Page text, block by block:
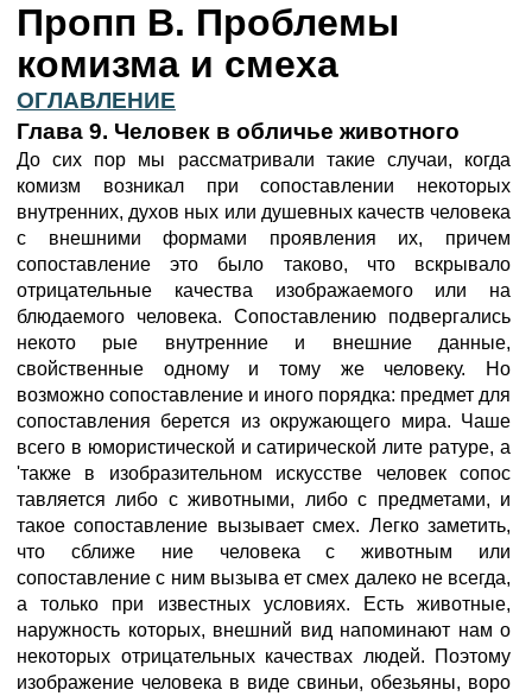
Пропп В. Проблемы
комизма и смеха
ОГЛАВЛЕНИЕ
Глава 9. Человек в обличье животного
До сих пор мы рассматривали такие случаи, когда
комизм возникал при сопоставлении некоторых
внутренних, духов ных или душевных качеств человека
с внешними формами проявления их, причем
сопоставление это было таково, что вскрывало
отрицательные качества изображаемого или на
блюдаемого человека. Сопоставлению подвергались
некото рые внутренние и внешние данные,
свойственные одному и тому же человеку. Но
возможно сопоставление и иного порядка: предмет для
сопоставления берется из окружающего мира. Чаше
всего в юмористической и сатирической лите ратуре, а
'также в изобразительном искусстве человек сопос
тавляется либо с животными, либо с предметами, и
такое сопоставление вызывает смех. Легко заметить,
что сближе ние человека с животным или
сопоставление с ним вызыва ет смех далеко не всегда,
а только при известных условиях. Есть животные,
наружность которых, внешний вид напоминают нам о
некоторых отрицательных качествах людей. Поэтому
изображение человека в виде свиньи, обезьяны, воро